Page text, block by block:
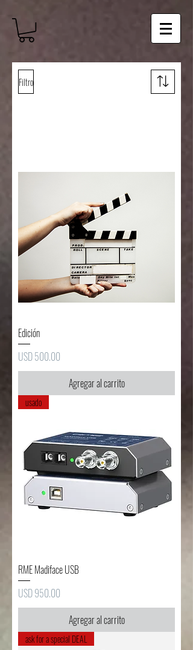
Filtro
Edición
Precio
USD 500.00
Agregar al carrito
usado
RME Madiface USB
Precio
USD 950.00
Agregar al carrito
ask for a special DEAL